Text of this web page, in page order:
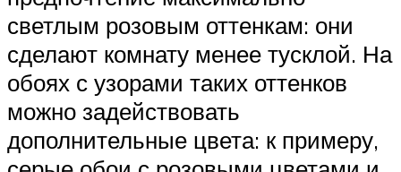
светлым розовым оттенкам: они
сделают комнату менее тусклой. На
обоях с узорами таких оттенков
можно задействовать
дополнительные цвета: к примеру,